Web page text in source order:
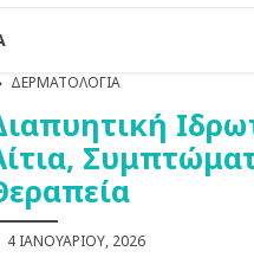
ΔΕΡΜΑΤΟΛΟΓΊΑ
4 ΙΑΝΟΥΑΡΊΟΥ, 2026